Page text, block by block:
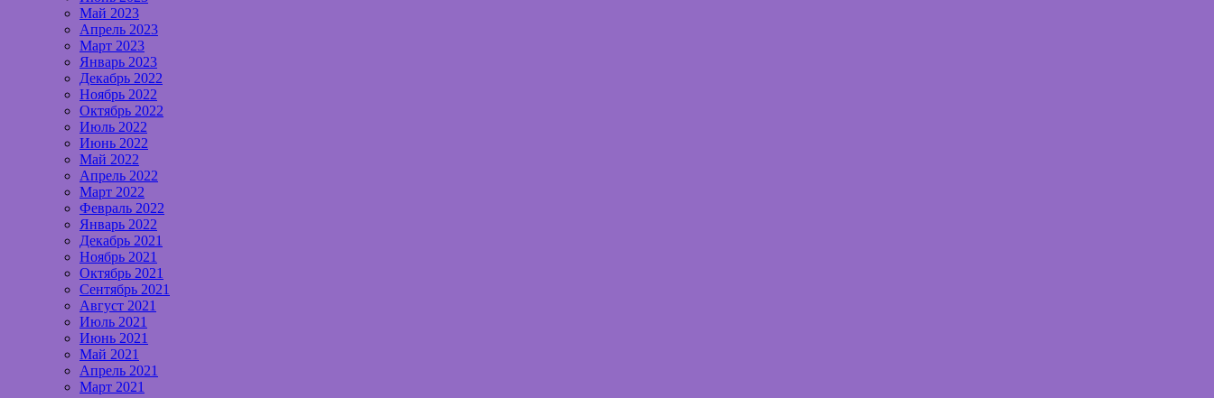
Май 2023
Апрель 2023
Март 2023
Январь 2023
Декабрь 2022
Ноябрь 2022
Октябрь 2022
Июль 2022
Июнь 2022
Май 2022
Апрель 2022
Март 2022
Февраль 2022
Январь 2022
Декабрь 2021
Ноябрь 2021
Октябрь 2021
Сентябрь 2021
Август 2021
Июль 2021
Июнь 2021
Май 2021
Апрель 2021
Март 2021